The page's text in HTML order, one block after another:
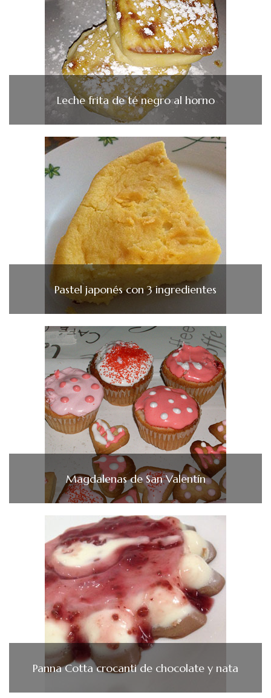
Leche frita de té negro al horno
Pastel japonés con 3 ingredientes
Magdalenas de San Valentín
Panna Cotta crocanti de chocolate y nata